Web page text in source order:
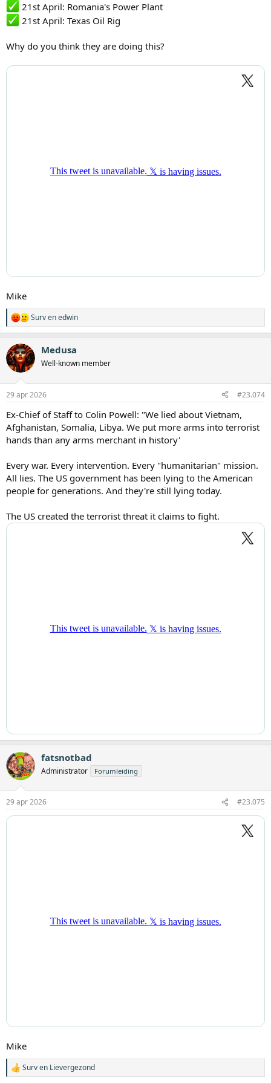
21st April: Romania's Power Plant
21st April: Texas Oil Rig
Why do you think they are doing this?
Mike
W
a
r
d
e
n
e
n
:
Survenedwin
Medusa
Well-known member
29 apr 2026 #23.074
Ex-Chief of Staff to Colin Powell: "We lied about Vietnam,
Afghanistan, Somalia, Libya. We put more arms into terrorist
hands than any arms merchant in history'
Every war. Every intervention. Every "humanitarian" mission.
All lies. The US government has been lying to the American
people for generations. And they're still lying today.
The US created the terrorist threat it claims to fight.
fatsnotbad
Administrator Forumleiding
29 apr 2026 #23.075
Mike
W
a
Surven Lievergezond